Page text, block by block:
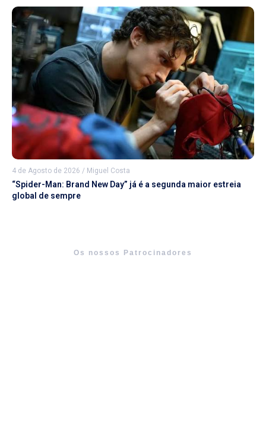
4 de Agosto de 2026 / Miguel Costa
“Spider-Man: Brand New Day” já é a segunda maior estreia
global de sempre
Os nossos Patrocinadores